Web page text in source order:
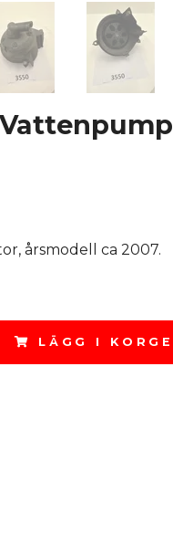
årsmodell ca 2007.
LÄGG I